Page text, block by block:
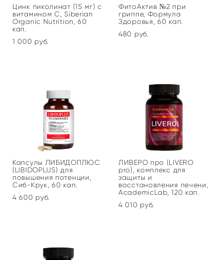
Цинк пиколинат (15 мг) с
витамином С, Siberian
Organic Nutrition, 60
кап.
1 000 pуб.
ФитоАктив №2 при
гриппе, Формула
Здоровья, 60 кап.
480 pуб.
Капсулы ЛИБИДОПЛЮС
(LIBIDOPLUS) для
повышения потенции,
Сиб-Крук, 60 кап.
4 600 pуб.
ЛИВЕРО про (LIVERO
pro), комплекс для
защиты и
восстановления печени,
AcademicLab, 120 кап.
4 010 pуб.